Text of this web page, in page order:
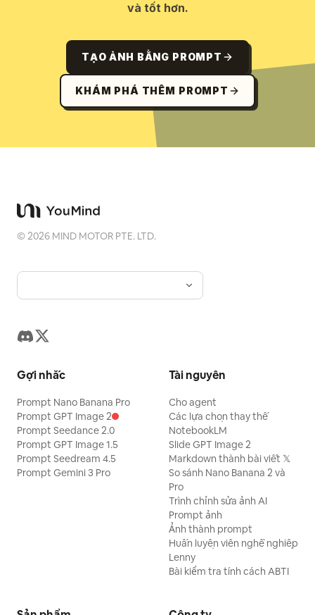
và tốt hơn.
TẠO ẢNH BẰNG PROMPT
KHÁM PHÁ THÊM PROMPT
©2026 MIND MOTOR PTE. LTD.
Gợi nhắc
Prompt Nano Banana Pro
Prompt GPT Image 2
Prompt Seedance 2.0
Prompt GPT Image 1.5
Prompt Seedream 4.5
Prompt Gemini 3 Pro
Tài nguyên
Cho agent
Các lựa chọn thay thế
NotebookLM
Slide GPT Image 2
Markdown thành bài viết 𝕏
So sánh Nano Banana 2 và
Pro
Trình chỉnh sửa ảnh AI
Prompt ảnh
Ảnh thành prompt
Huấn luyện viên nghề nghiệp
Lenny
Bài kiểm tra tính cách ABTI